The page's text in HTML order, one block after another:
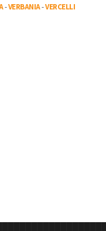
-VERBANIA-VERCELLI